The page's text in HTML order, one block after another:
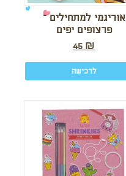
אוריגמי למתחילים –
פרצופים יפים
45 ₪
לרכישה